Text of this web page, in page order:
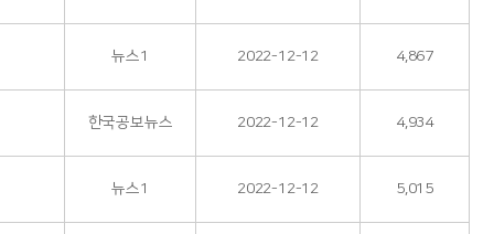
뉴스1 2022-12-12 4,867
한국공보뉴스 2022-12-12 4,934
뉴스1 2022-12-12 5,015